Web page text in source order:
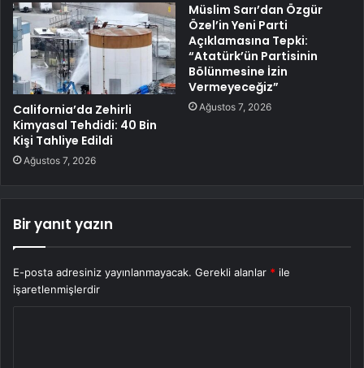
California’da Zehirli
Kimyasal Tehdidi: 40 Bin
Kişi Tahliye Edildi
Ağustos 7, 2026
Müslim Sarı’dan Özgür
Özel’in Yeni Parti
Açıklamasına Tepki:
“Atatürk’ün Partisinin
Bölünmesine İzin
Vermeyeceğiz”
Ağustos 7, 2026
Bir yanıt yazın
E-posta adresiniz yayınlanmayacak. Gerekli alanlar * ile
işaretlenmişlerdir